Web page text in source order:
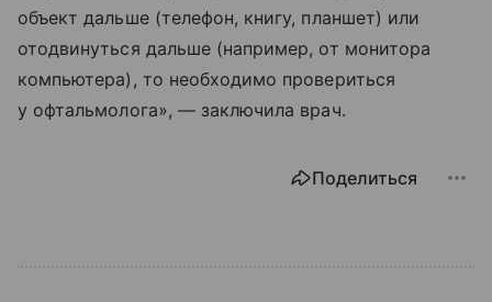
объект дальше (телефон, книгу, планшет) или
отодвинуться дальше (например, от монитора
компьютера), то необходимо провериться
у офтальмолога», — заключила врач.
Поделиться